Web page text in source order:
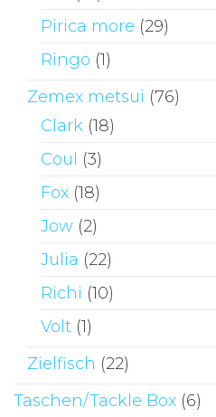
Pirica more (29)
Ringo (1)
Zemex metsui (76)
Clark (18)
Coul
(3)
Fox (18)
Jow (2)
Julia (22)
Richi (10)
Volt (1)
Zielfisch (22)
Taschen/Tackle Box (6)